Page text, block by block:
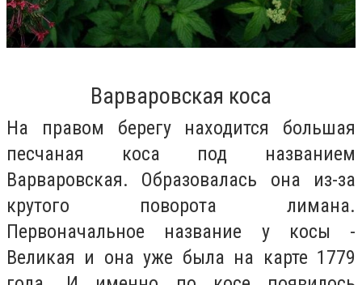
Варваровская коса
На правом берегу находится большая
песчаная коса под названием
Варваровская. Образовалась она из-за
крутого поворота лимана.
Первоначальное название у косы -
Великая и она уже была на карте 1779